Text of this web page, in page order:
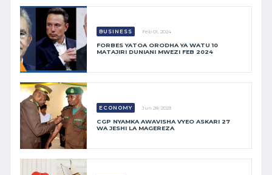
BUSINESS Feb 01, 2024
FORBES YATOA ORODHA YA WATU 10
MATAJIRI DUNIANI MWEZI FEB 2024
ECONOMY Jun 28, 2023
CGP NYAMKA AWAVISHA VYEO ASKARI 27
WA JESHI LA MAGEREZA